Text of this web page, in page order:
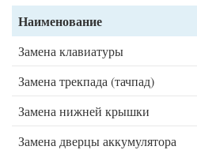
Наименование
Замена клавиатуры
Замена трекпада (тачпад)
Замена нижней крышки
Замена дверцы аккумулятора